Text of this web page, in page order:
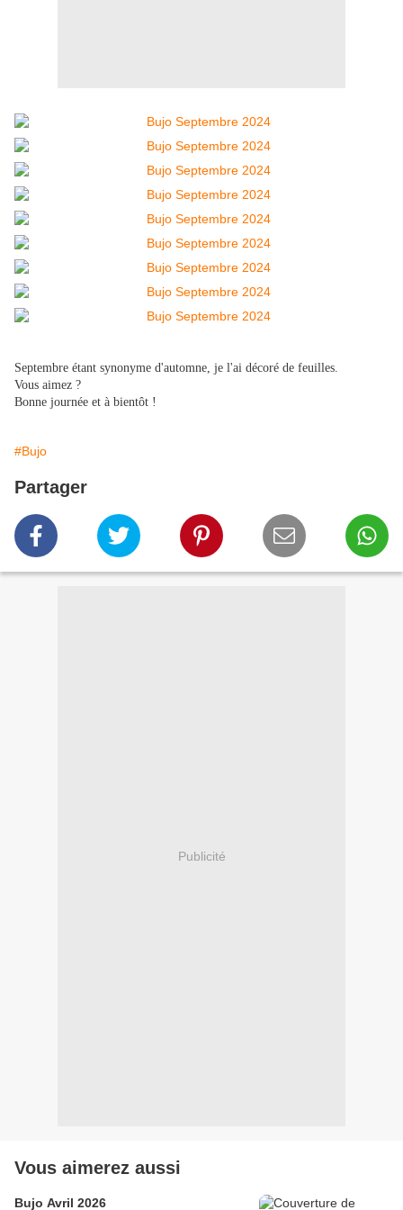
Septembre étant synonyme d'automne, je l'ai décoré de feuilles.
Vous aimez ?
Bonne journée et à bientôt !
#Bujo
Partager
Publicité
Vous aimerez aussi
Bujo Avril 2026